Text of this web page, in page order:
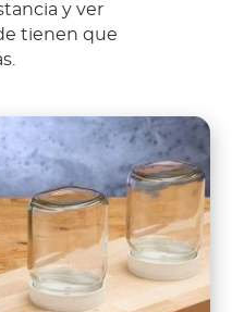
y ver
tienen que